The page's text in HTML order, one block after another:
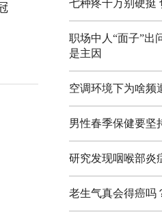
七种疼千万别硬挺
职场中人“面子”出
是主因
空调环境下为啥频
男性春季保健要坚
研究发现咽喉部炎
老生气真会得癌吗